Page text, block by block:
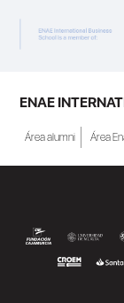
ENAE
Área alumni Área